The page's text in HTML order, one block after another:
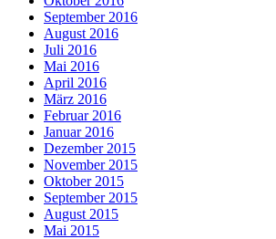
September 2016
August 2016
Juli 2016
Mai 2016
April 2016
März 2016
Februar 2016
Januar 2016
Dezember 2015
November 2015
Oktober 2015
September 2015
August 2015
Mai 2015